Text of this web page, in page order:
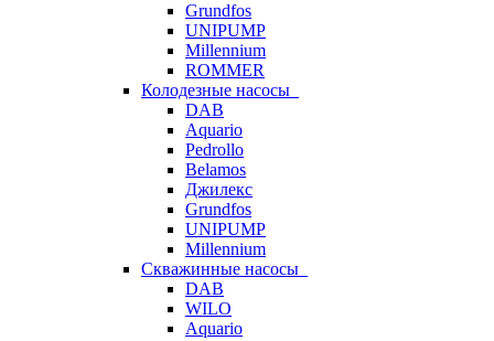
Grundfos
UNIPUMP
Millennium
ROMMER
Колодезные насосы
DAB
Aquario
Pedrollo
Belamos
Джилекс
Grundfos
UNIPUMP
Millennium
Скважинные насосы
DAB
WILO
Aquario